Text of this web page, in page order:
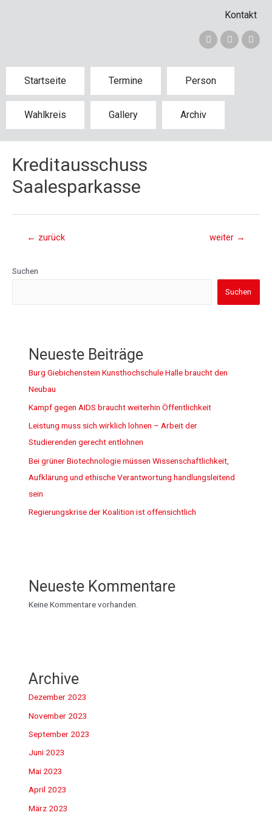
Kontakt
Startseite Termine Person
Wahlkreis Gallery Archiv
Kreditausschuss
Saalesparkasse
← zurück weiter →
Suchen
Suchen
Neueste Beiträge
Burg Giebichenstein Kunsthochschule Halle braucht den
Neubau
Kampf gegen AIDS braucht weiterhin Öffentlichkeit
Leistung muss sich wirklich lohnen – Arbeit der
Studierenden gerecht entlohnen
Bei grüner Biotechnologie müssen Wissenschaftlichkeit,
Aufklärung und ethische Verantwortung handlungsleitend
sein
Regierungskrise der Koalition ist offensichtlich
Neueste Kommentare
Keine Kommentare vorhanden.
Archive
Dezember 2023
November 2023
September 2023
Juni 2023
Mai 2023
April 2023
März 2023